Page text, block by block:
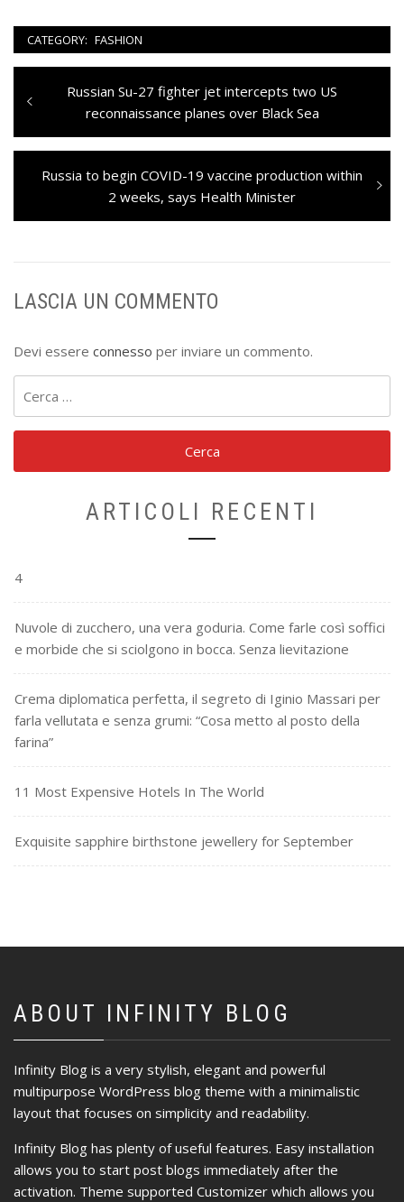
CATEGORY: FASHION
Navigazione
articoli
Previous
post:
Russian Su-27 fighter jet intercepts two US
reconnaissance planes over Black Sea
Next
Russia to begin COVID-19 vaccine production within
2 weeks, says Health Minister
LASCIA UN COMMENTO
Devi essere connesso per inviare un commento.
per:
ARTICOLI RECENTI
4
Nuvole di zucchero, una vera goduria. Come farle così soffici
e morbide che si sciolgono in bocca. Senza lievitazione
Crema diplomatica perfetta, il segreto di Iginio Massari per
farla vellutata e senza grumi: “Cosa metto al posto della
farina”
11 Most Expensive Hotels In The World
Exquisite sapphire birthstone jewellery for September
ABOUT INFINITY BLOG
Infinity Blog is a very stylish, elegant and powerful
multipurpose WordPress blog theme with a minimalistic
layout that focuses on simplicity and readability.
Infinity Blog has plenty of useful features. Easy installation
allows you to start post blogs immediately after the
activation. Theme supported Customizer which allows you